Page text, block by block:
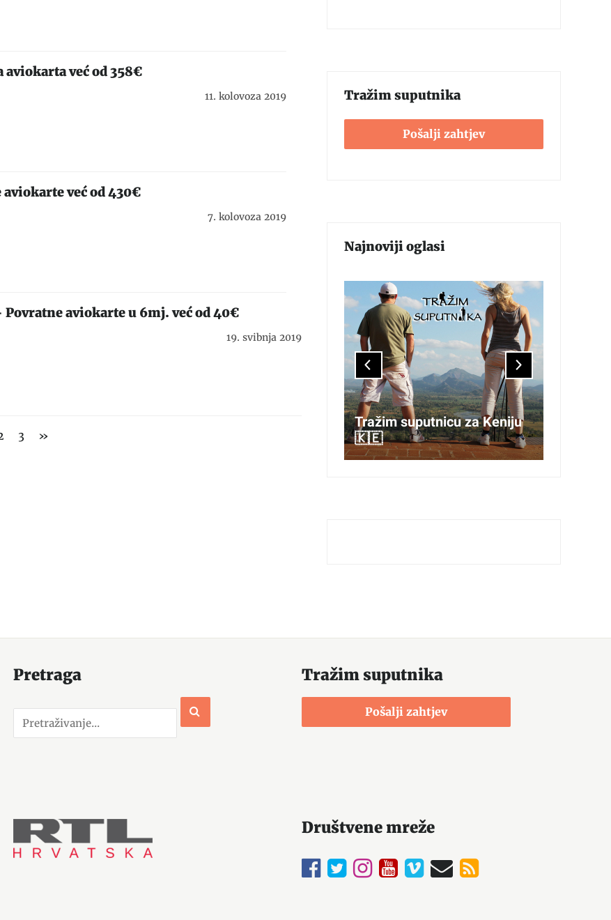
već od 358€
11. kolovoza 2019
već od 430€
7. kolovoza 2019
Povratne aviokarte u 6mj. već od 40€
19. svibnja 2019
3 »
Tražim suputnika
Pošalji zahtjev
Najnoviji oglasi
Tražim suputnicu za Keniju
🇰🇪
Pretraga Tražim suputnika
Pošalji zahtjev
Društvene mreže